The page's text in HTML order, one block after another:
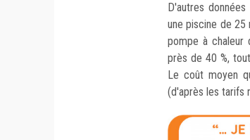
D'autres
une piscine de 25
pompe à chaleur
près de 40 %,
Le coût moyen
(d'après les tarifs